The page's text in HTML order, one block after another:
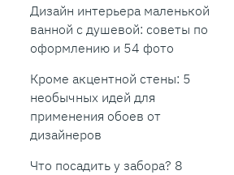
Дизайн интерьера маленькой
ванной с душевой: советы по
оформлению и 54 фото
Кроме акцентной стены: 5
необычных идей для
применения обоев от
дизайнеров
Что посадить у забора? 8